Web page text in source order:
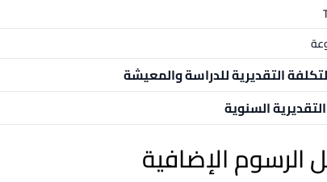
التقديرية للدراسة والمعيشة
السنوية
الرسوم الإضافية